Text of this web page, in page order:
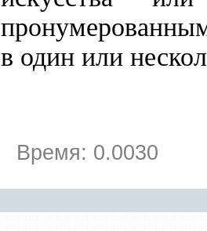
в один или
Время: 0.0030